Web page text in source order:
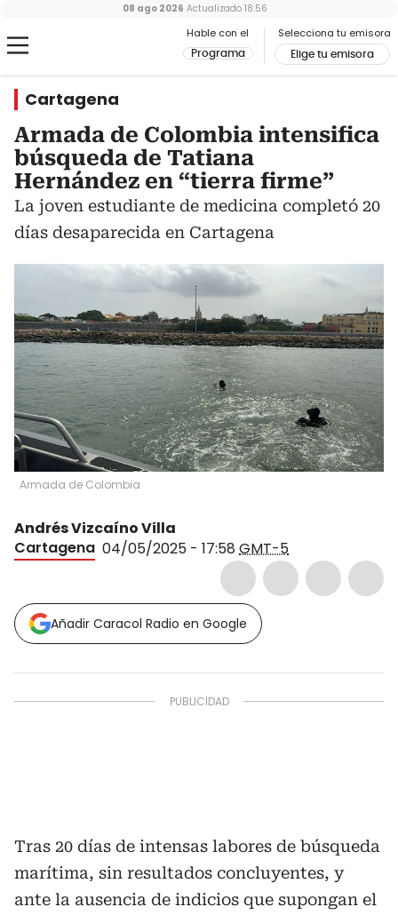
Hable con el
Programa
Selecciona tu emisora
Elige tu emisora
08 ago 2026 Actualizado 18:56
Cartagena
Armada de Colombia intensifica
búsqueda de Tatiana
Hernández en “tierra firme”
La joven estudiante de medicina completó 20
días desaparecida en Cartagena
Armada de Colombia
Andrés Vizcaíno Villa
Cartagena 04/05/2025 - 17:58 GMT-5
Añadir Caracol Radio en Google
Tras 20 días de intensas labores de búsqueda
marítima, sin resultados concluyentes, y
ante la ausencia de indicios que supongan el